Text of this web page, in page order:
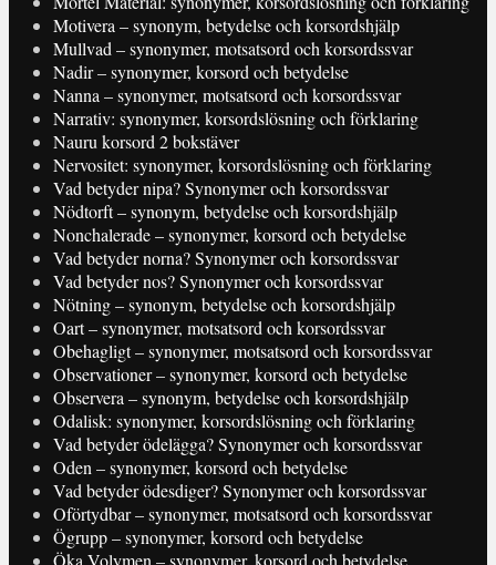
Motivera – synonym, betydelse och korsordshjälp
Mullvad – synonymer, motsatsord och korsordssvar
Nadir – synonymer, korsord och betydelse
Nanna – synonymer, motsatsord och korsordssvar
Narrativ: synonymer, korsordslösning och förklaring
Nauru korsord 2 bokstäver
Nervositet: synonymer, korsordslösning och förklaring
Vad betyder nipa? Synonymer och korsordssvar
Nödtorft – synonym, betydelse och korsordshjälp
Nonchalerade – synonymer, korsord och betydelse
Vad betyder norna? Synonymer och korsordssvar
Vad betyder nos? Synonymer och korsordssvar
Nötning – synonym, betydelse och korsordshjälp
Oart – synonymer, motsatsord och korsordssvar
Obehagligt – synonymer, motsatsord och korsordssvar
Observationer – synonymer, korsord och betydelse
Observera – synonym, betydelse och korsordshjälp
Odalisk: synonymer, korsordslösning och förklaring
Vad betyder ödelägga? Synonymer och korsordssvar
Oden – synonymer, korsord och betydelse
Vad betyder ödesdiger? Synonymer och korsordssvar
Oförtydbar – synonymer, motsatsord och korsordssvar
Ögrupp – synonymer, korsord och betydelse
Öka Volymen – synonymer, korsord och betydelse